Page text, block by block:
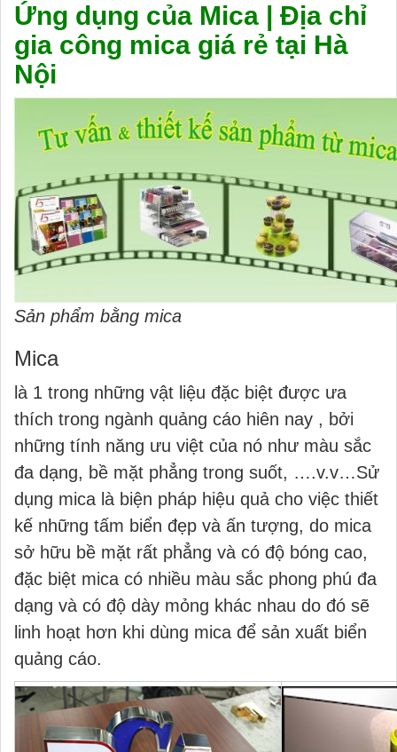
Ứng dụng của Mica | Địa chỉ
gia công mica giá rẻ tại Hà
Nội
Sản phẩm bằng mica
Mica
là 1 trong những vật liệu đặc biệt được ưa
thích trong ngành quảng cáo hiên nay , bởi
những tính năng ưu việt của nó như màu sắc
đa dạng, bề mặt phẳng trong suốt, ….v.v…Sử
dụng mica là biện pháp hiệu quả cho việc thiết
kế những tấm biển đẹp và ấn tượng, do mica
sở hữu bề mặt rất phẳng và có độ bóng cao,
đặc biệt mica có nhiều màu sắc phong phú đa
dạng và có độ dày mỏng khác nhau do đó sẽ
linh hoạt hơn khi dùng mica để sản xuất biển
quảng cáo.